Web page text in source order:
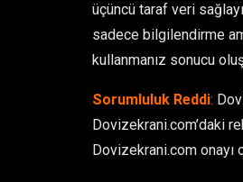
üçüncü taraf veri
sadece bilgilendirme
kullanmanız sonucu
Sorumluluk Reddi:
Dovizekrani.com’daki
Dovizekrani.com onayı